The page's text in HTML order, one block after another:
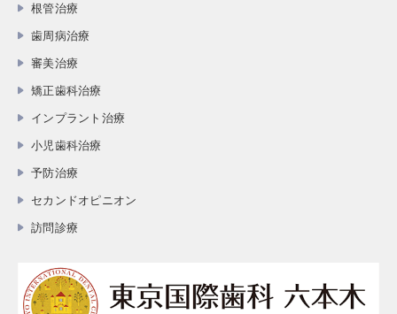
根管治療
歯周病治療
審美治療
矯正歯科治療
インプラント治療
小児歯科治療
予防治療
セカンドオピニオン
訪問診療